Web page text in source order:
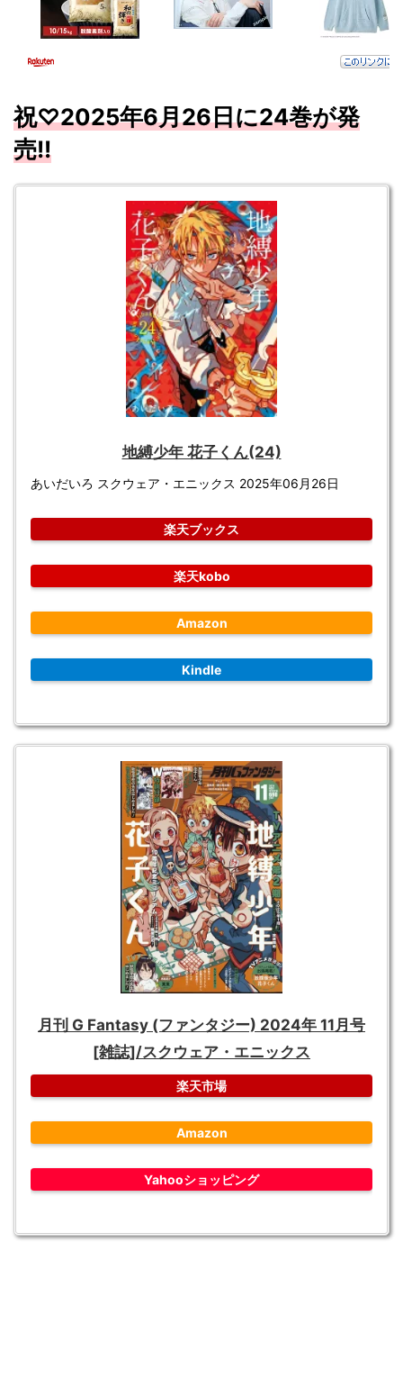
祝♡2025年6月26日に24巻が発
売!!
地縛少年 花子くん(24)
あいだいろ スクウェア・エニックス 2025年06月26日
楽天ブックス
楽天kobo
Amazon
Kindle
月刊 G Fantasy (ファンタジー) 2024年 11月号
[雑誌]/スクウェア・エニックス
楽天市場
Amazon
Yahooショッピング